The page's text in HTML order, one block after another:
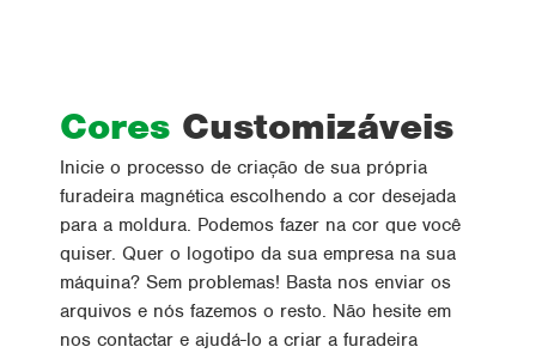
Cores Customizáveis
Inicie o processo de criação de sua própria
furadeira magnética escolhendo a cor desejada
para a moldura. Podemos fazer na cor que você
quiser. Quer o logotipo da sua empresa na sua
máquina? Sem problemas! Basta nos enviar os
arquivos e nós fazemos o resto. Não hesite em
nos contactar e ajudá-lo a criar a furadeira